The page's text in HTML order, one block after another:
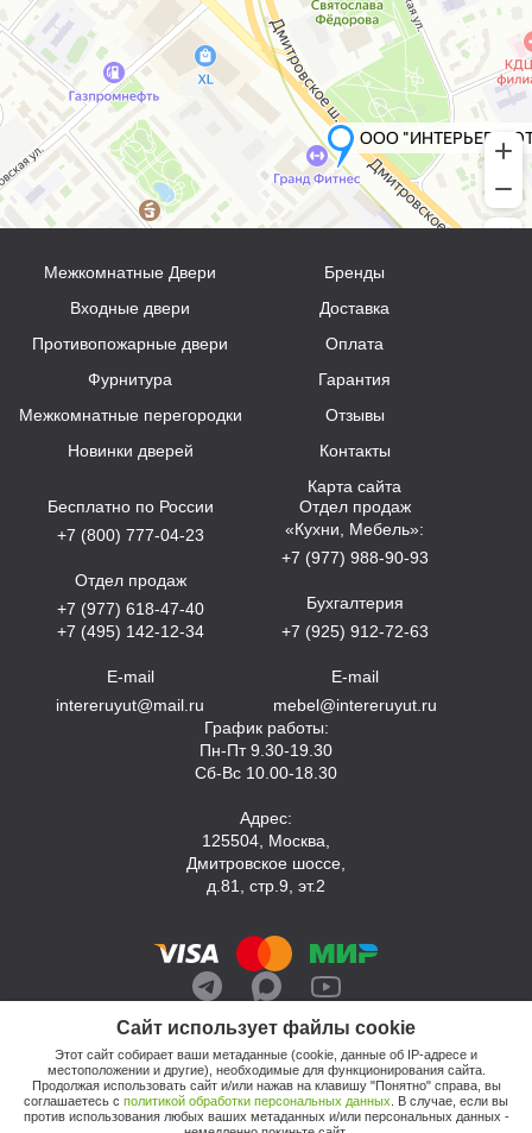
Сайт использует файлы cookie
Этот сайт собирает ваши метаданные (cookie, данные об IP-адресе и
местоположении и другие), необходимые для функционирования сайта.
Продолжая использовать сайт и/или нажав на клавишу "Понятно" справа, вы
соглашаетесь с политикой обработки персональных данных . В случае, если вы
против использования любых ваших метаданных и/или персональных данных -
Межкомнатные Двери
Входные двери
Противопожарные двери
Фурнитура
Межкомнатные перегородки
Новинки дверей
Бренды
Доставка
Оплата
Гарантия
Отзывы
Контакты
Карта сайта
Бесплатно по России
+7 (800) 777-04-23
Отдел продаж
+7 (977) 618-47-40
+7 (495) 142-12-34
E-mail
intereruyut@mail.ru
Отдел продаж
«Кухни, Мебель»:
+7 (977) 988-90-93
Бухгалтерия
+7 (925) 912-72-63
E-mail
mebel@intereruyut.ru
График работы:
Пн-Пт 9.30-19.30
Сб-Вс 10.00-18.30
Адрес:
125504, Москва,
Дмитровское шоссе,
д.81, стр.9, эт.2
© 2026, Компания «Интерьер Уют»